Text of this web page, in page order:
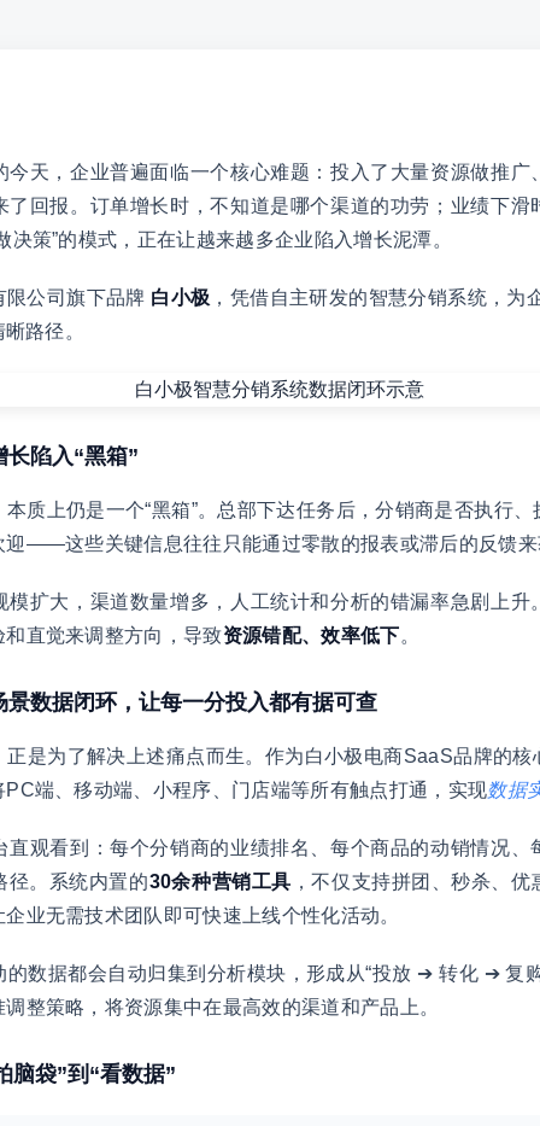
今天，企业普遍面临一个核心难题：投入了大量资源做推广
了回报。订单增长时，不知道是哪个渠道的功劳；业绩下滑
决策”的模式，正在让越来越多企业陷入增长泥潭。
限公司旗下品牌 白小极 ，凭借自主研发的智慧分销系统，为
路径。
陷入“黑箱”
质上仍是一个“黑箱”。总部下达任务后，分销商是否执行
迎——这些关键信息往往只能通过零散的报表或滞后的反馈
模扩大，渠道数量增多，人工统计和分析的错漏率急剧上升
直觉来调整方向，导致资源错配、效率低下。
景数据闭环，让每一分投入都有据可查
正是为了解决上述痛点而生。作为白小极电商SaaS品牌的核
端、移动端、小程序、门店端等所有触点打通，实现数据
直观看到：每个分销商的业绩排名、每个商品的动销情况、
径。系统内置的30余种营销工具 ，不仅支持拼团、秒杀、
业无需技术团队即可快速上线个性化活动。
的数据都会自动归集到分析模块，形成从“投放 ➔ 转化 ➔ 复
整策略，将资源集中在最高效的渠道和产品上。
脑袋”到“看数据”